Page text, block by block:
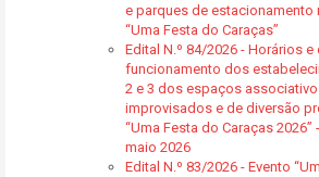
e parques de estacionamento
“Uma Festa do Caraças”
Edital N.º 84/2026 - Horários
funcionamento dos
2 e 3 dos espaços
improvisados e de diversão
“Uma Festa do Caraças 2026”
maio 2026
Edital N.º 83/2026 - Evento